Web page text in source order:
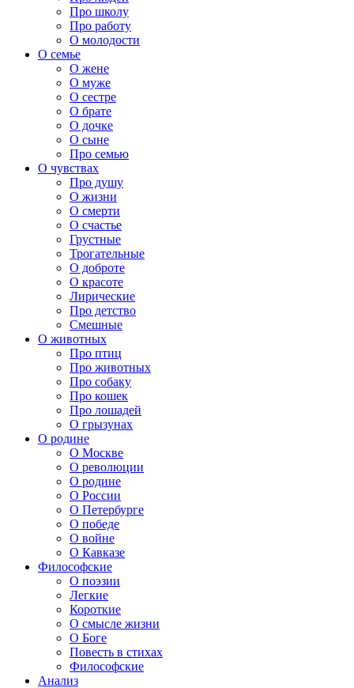
Про школу
Про работу
О молодости
О семье
О жене
О муже
О сестре
О брате
О дочке
О сыне
Про семью
О чувствах
Про душу
О жизни
О смерти
О счастье
Грустные
Трогательные
О доброте
О красоте
Лирические
Про детство
Смешные
О животных
Про птиц
Про животных
Про собаку
Про кошек
Про лошадей
О грызунах
О родине
О Москве
О революции
О родине
О России
О Петербурге
О победе
О войне
О Кавказе
Философские
О поэзии
Легкие
Короткие
О смысле жизни
О Боге
Повесть в стихах
Философские
Анализ